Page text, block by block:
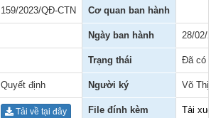
159/2023/QĐ-CTN Cơ quan ban hành
Ngày ban hành 28/02/
Trạng thái Đã có
Quyết định Người ký Võ Thị
Tải về tại đây File đính kèm Tải